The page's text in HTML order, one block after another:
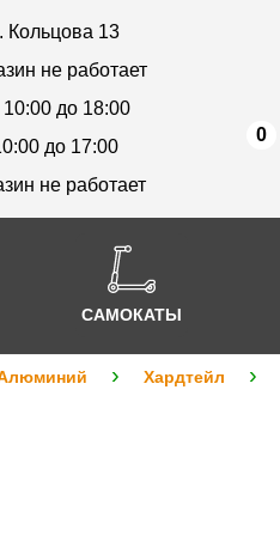
Кольцова 13
не работает
10:00 до 18:00
до 17:00
не работает
0
САМОКАТЫ
Хардтейл